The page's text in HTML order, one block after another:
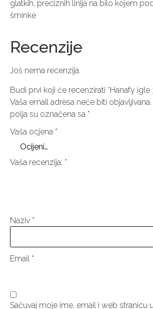
glatkih, preciznih linija na bilo kojem
šminke
Recenzije
Još nema recenzija.
Budi prvi koji će recenzirati “Hanafy igle
Vaša email adresa neće biti objavljivana.
polja su označena sa *
Vaša ocjena *
Vaša recenzija: *
Naziv *
Email *
Sačuvaj moje ime, email i web stranicu